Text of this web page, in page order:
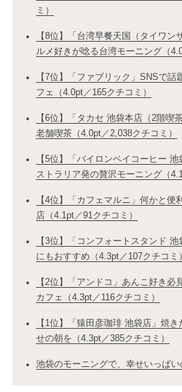
ミ）
【8位】「台湾早餐天国（タイワ
ルメ好きが唸る台湾モーニング（
【7位】「ファブリック」SNSで話
フェ（4.0pt／165クチコミ）
【6位】「タカセ 池袋本店（2階喫
老舗喫茶（4.0pt／2,038クチコミ）
【5位】「バイロンベイコーヒー
ストラリア発の贅沢モーニング（
【4位】「カフェマルニ」何かと便
店（4.1pt／91クチコミ）
【3位】「コンフォートスタンド
にもおすすめ（4.3pt／107クチコミ）
【2位】「アンドコ」あんこ好き
カフェ（4.3pt／116クチコミ）
【1位】「猿田彦珈琲 池袋店」焼
せの朝を（4.3pt／385クチコミ）
池袋のモーニングで、幸せいっぱい